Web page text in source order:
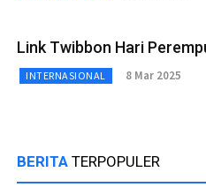
Link Twibbon Hari
INTERNASIONAL 8 Mar 2025
BERITA TERPOPULER